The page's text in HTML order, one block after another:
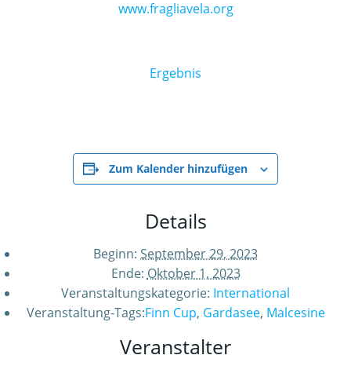
www.fragliavela.org
Ergebnis
Zum Kalender hinzufügen
Details
Beginn: September 29, 2023
Ende: Oktober 1, 2023
Veranstaltungskategorie: International
Veranstaltung-Tags:Finn Cup, Gardasee, Malcesine
Veranstalter